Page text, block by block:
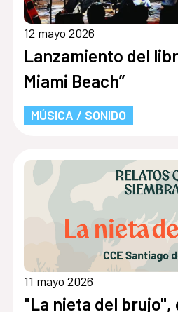
12 mayo 2026
Lanzamiento del
Miami Beach”
MÚSICA / SONIDO
11 mayo 2026
"La nieta del brujo",